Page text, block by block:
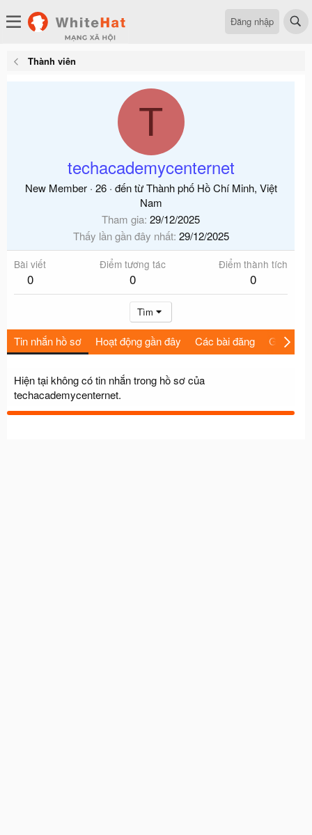
Đăng nhập
Thành viên
T
techacademycenternet
New Member · 26 · đến từ Thành phố Hồ Chí Minh, Việt
Nam
Tham gia 29/12/2025
Thấy lần gần đây nhất 29/12/2025
Bài viết
0
Điểm tương tác
0
Điểm thành tích
0
Tìm
Tin nhắn hồ sơ Hoạt động gần đây Các bài đăng Giới thiệu
Hiện tại không có tin nhắn trong hồ sơ của
techacademycenternet.